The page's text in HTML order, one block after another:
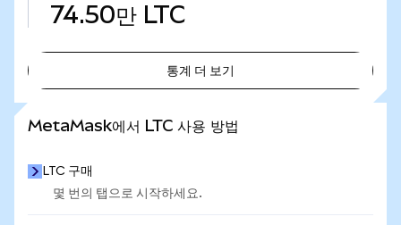
74.50만 LTC
통계 더 보기
MetaMask에서 LTC 사용 방법
LTC 구매
몇 번의 탭으로 시작하세요.